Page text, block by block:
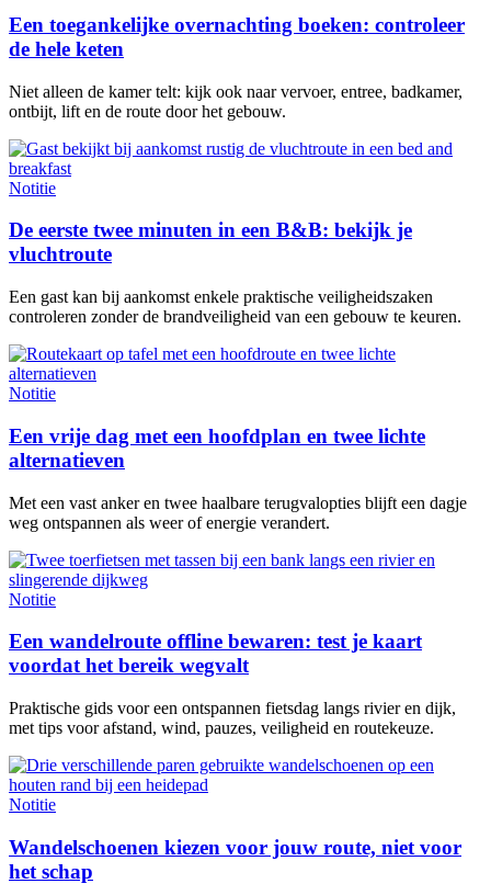
Een toegankelijke overnachting boeken: controleer
de hele keten
Niet alleen de kamer telt: kijk ook naar vervoer, entree, badkamer,
ontbijt, lift en de route door het gebouw.
Notitie
De eerste twee minuten in een B&B: bekijk je
vluchtroute
Een gast kan bij aankomst enkele praktische veiligheidszaken
controleren zonder de brandveiligheid van een gebouw te keuren.
Notitie
Een vrije dag met een hoofdplan en twee lichte
alternatieven
Met een vast anker en twee haalbare terugvalopties blijft een dagje
weg ontspannen als weer of energie verandert.
Notitie
Een wandelroute offline bewaren: test je kaart
voordat het bereik wegvalt
Praktische gids voor een ontspannen fietsdag langs rivier en dijk,
met tips voor afstand, wind, pauzes, veiligheid en routekeuze.
Notitie
Wandelschoenen kiezen voor jouw route, niet voor
het schap